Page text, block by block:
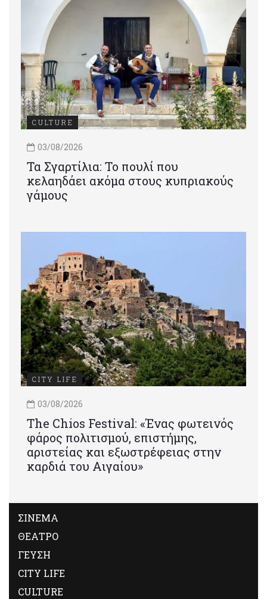
CULTURE
03/08/2026
Τα Σγαρτίλια: Το πουλί που
κελαηδάει ακόμα στους κυπριακούς
γάμους
CITY LIFE
03/08/2026
Τhe Chios Festival: «Ένας φωτεινός
φάρος πολιτισμού, επιστήμης,
αριστείας και εξωστρέφειας στην
καρδιά του Αιγαίου»
ΣΙΝΕΜΑ
ΘΕΑΤΡΟ
ΓΕΥΣΗ
CITY LIFE
CULTURE